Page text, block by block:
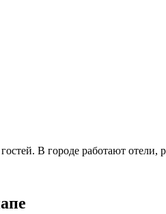
В городе работают отели,